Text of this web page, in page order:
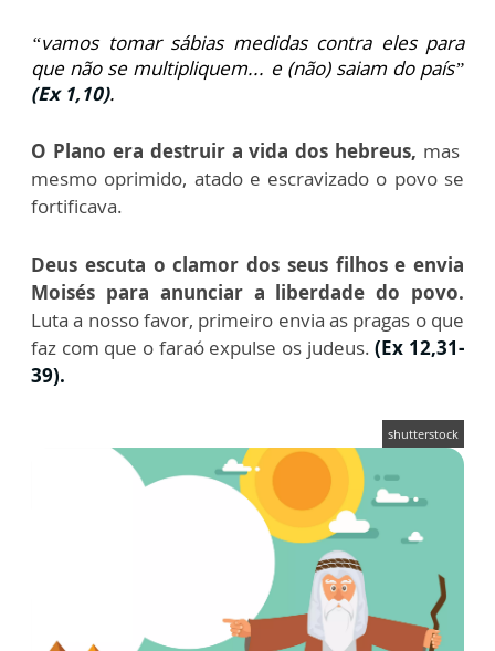
“vamos tomar sábias medidas contra eles para
que não se multipliquem... e (não) saiam do país”
(Ex 1,10).
O Plano era destruir a vida dos hebreus, mas
mesmo oprimido, atado e escravizado o povo se
fortificava.
Deus escuta o clamor dos seus filhos e envia
Moisés para anunciar a liberdade do povo.
Luta a nosso favor, primeiro envia as pragas o que
faz com que o faraó expulse os judeus.(Ex 12,31-
39).
shutterstock